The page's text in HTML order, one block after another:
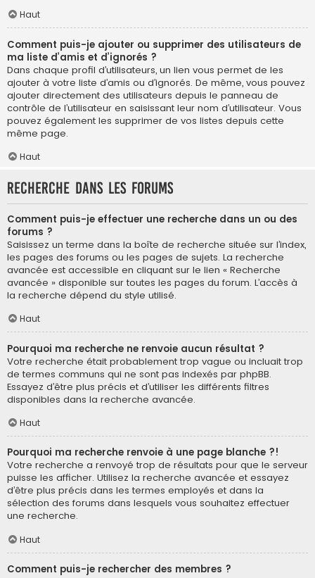
Haut
Comment puis-je ajouter ou supprimer des utilisateurs de
ma liste d’amis et d’ignorés ?
Dans chaque profil d’utilisateurs, un lien vous permet de les
ajouter à votre liste d’amis ou d’ignorés. De même, vous pouvez
ajouter directement des utilisateurs depuis le panneau de
contrôle de l’utilisateur en saisissant leur nom d’utilisateur. Vous
pouvez également les supprimer de vos listes depuis cette
même page.
Haut
Recherche dans les forums
Comment puis-je effectuer une recherche dans un ou des
forums ?
Saisissez un terme dans la boîte de recherche située sur l’index,
les pages des forums ou les pages de sujets. La recherche
avancée est accessible en cliquant sur le lien « Recherche
avancée » disponible sur toutes les pages du forum. L’accès à
la recherche dépend du style utilisé.
Haut
Pourquoi ma recherche ne renvoie aucun résultat ?
Votre recherche était probablement trop vague ou incluait trop
de termes communs qui ne sont pas indexés par phpBB.
Essayez d’être plus précis et d’utiliser les différents filtres
disponibles dans la recherche avancée.
Haut
Pourquoi ma recherche renvoie à une page blanche ?!
Votre recherche a renvoyé trop de résultats pour que le serveur
puisse les afficher. Utilisez la recherche avancée et essayez
d’être plus précis dans les termes employés et dans la
sélection des forums dans lesquels vous souhaitez effectuer
une recherche.
Haut
Comment puis-je rechercher des membres ?